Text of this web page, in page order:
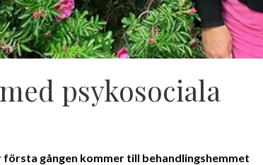
psykosociala
första gången kommer till behandlingshemmet